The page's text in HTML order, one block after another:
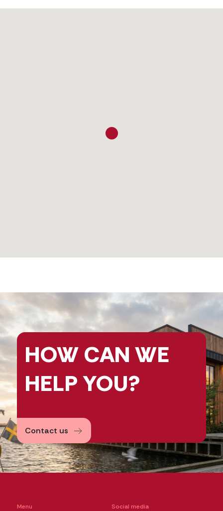
HOW CAN WE
HELPYOU?
Contact us
Menu Social media